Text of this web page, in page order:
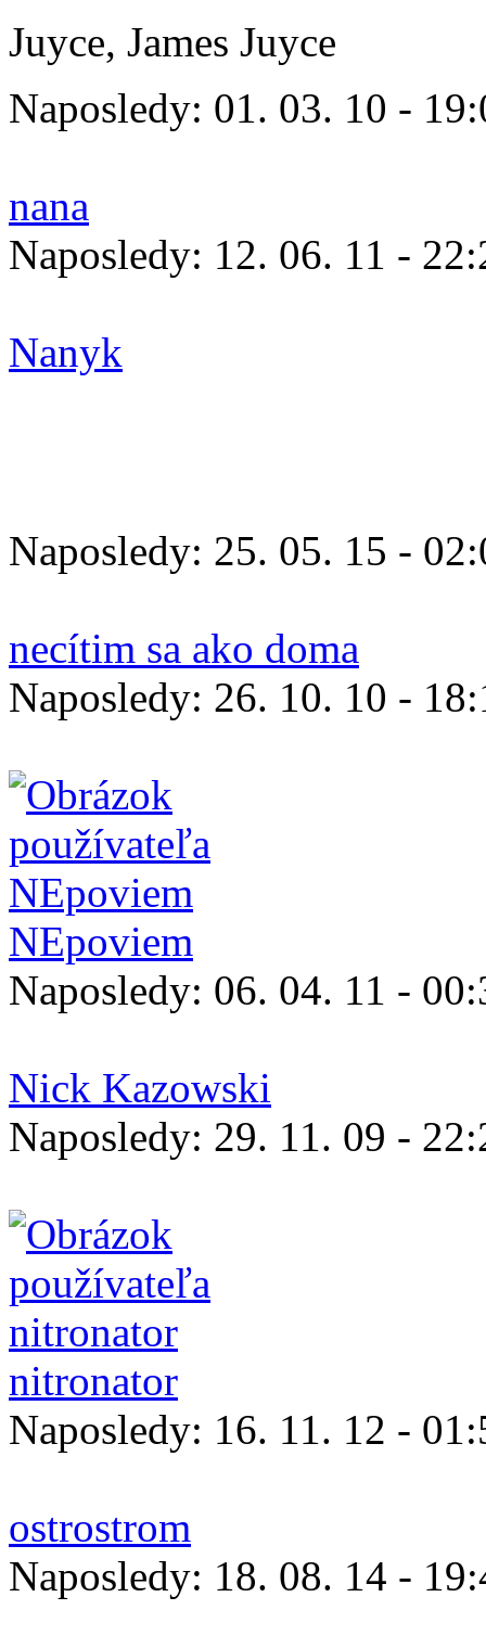
Juyce, James Juyce
Naposledy: 01. 03. 10 -
nana
Naposledy: 12. 06. 11 -
Nanyk
Naposledy: 25. 05. 15 -
necítim sa ako doma
Naposledy: 26. 10. 10 -
NEpoviem
Naposledy: 06. 04. 11 -
Nick Kazowski
Naposledy: 29. 11. 09 -
nitronator
Naposledy: 16. 11. 12 -
ostrostrom
Naposledy: 18. 08. 14 -